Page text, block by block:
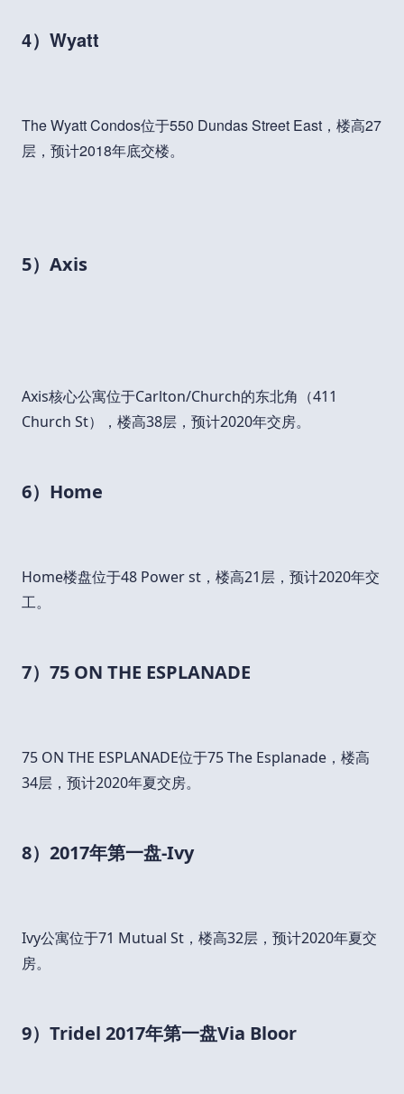
4）Wyatt
The Wyatt Condos位于550 Dundas Street East，楼高27
层，预计2018年底交楼。
5）Axis
Axis核心公寓位于Carlton/Church的东北角（411
Church St），楼高38层，预计2020年交房。
6）Home
Home楼盘位于48 Power st，楼高21层，预计2020年交
工。
7）75 ON THE ESPLANADE
75 ON THE ESPLANADE位于75 The Esplanade，楼高
34层，预计2020年夏交房。
8）2017年第一盘-Ivy
Ivy公寓位于71 Mutual St，楼高32层，预计2020年夏交
房。
9）Tridel 2017年第一盘Via Bloor